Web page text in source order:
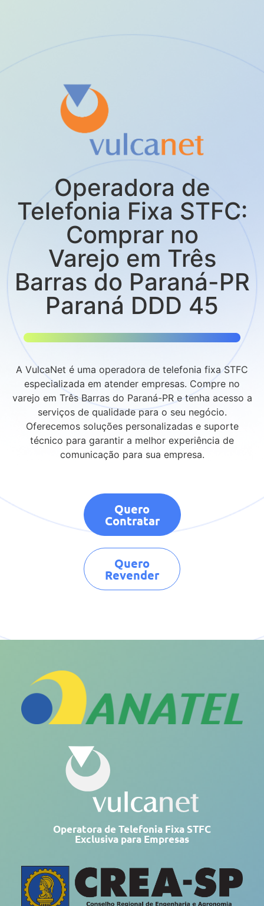
Operadora de
Telefonia Fixa STFC:
Comprar no
Varejo em Três
Barras do Paraná-PR
Paraná DDD 45
A VulcaNet é uma operadora de telefonia fixa STFC
especializada em atender empresas. Compre no
varejo em Três Barras do Paraná-PR e tenha acesso a
serviços de qualidade para o seu negócio.
Oferecemos soluções personalizadas e suporte
técnico para garantir a melhor experiência de
comunicação para sua empresa.
Quero
Contratar
Quero
Revender
Operatora de Telefonia Fixa STFC
Exclusiva para Empresas